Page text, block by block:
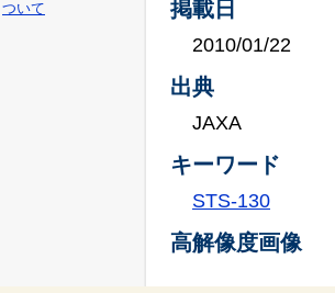
ついて
掲載日
2010/01/22
出典
JAXA
キーワード
STS-130
高解像度画像